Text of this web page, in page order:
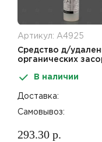
Артикул: А4925
Средство д/
органических
ScupperВ наличии
Доставка:
Самовывоз:
293.30 р.